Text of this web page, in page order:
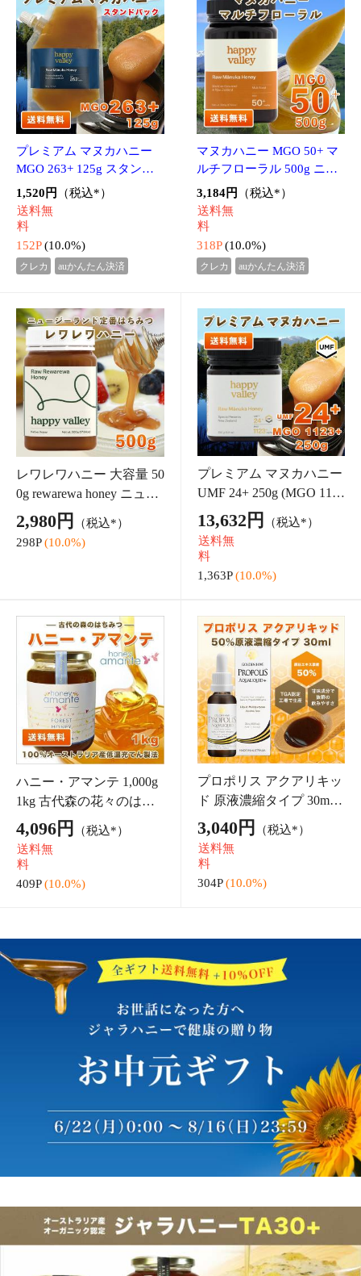
ハニー・アマンテ 1,000g
1kg 古代森の花々のはち
みつ オーストラリア産 蜂
蜜 低温充てん製法 酵素・
ビタミン・ミネラルたっ
4,096円 （税込*）
送料無
料
プロポリス アクアリキッ
ド 原液濃縮タイプ 30ml
原料エキス濃度50％ ノン
アルコール 豊富なフラボ
ノイドなど健康成分 甘味
エキス 天然香
3,040円
送料無
料